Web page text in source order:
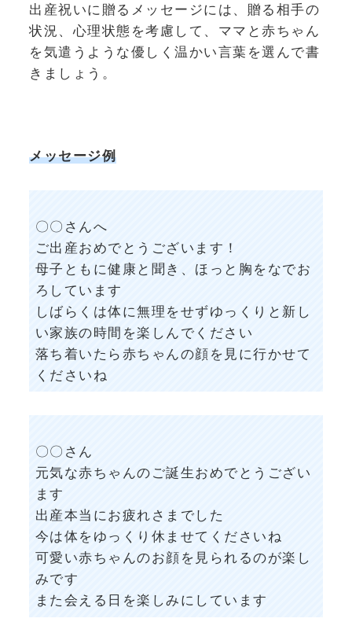
出産祝いに贈るメッセージには、贈る相手の
状況、心理状態を考慮して、ママと赤ちゃん
を気遣うような優しく温かい言葉を選んで書
きましょう。
メッセージ例
〇〇さんへ
ご出産おめでとうございます！
母子ともに健康と聞き、ほっと胸をなでお
ろしています
しばらくは体に無理をせずゆっくりと新し
い家族の時間を楽しんでください
落ち着いたら赤ちゃんの顔を見に行かせて
くださいね
〇〇さん
元気な赤ちゃんのご誕生おめでとうござい
ます
出産本当にお疲れさまでした
今は体をゆっくり休ませてくださいね
可愛い赤ちゃんのお顔を見られるのが楽し
みです
また会える日を楽しみにしています